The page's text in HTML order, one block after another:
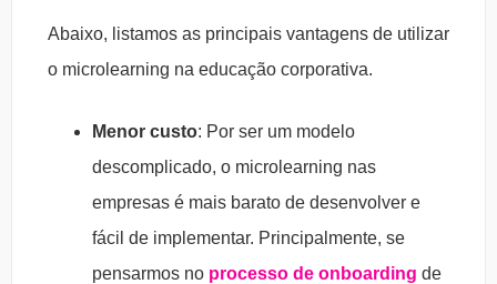
Abaixo, listamos as principais vantagens de utilizar
o microlearning na educação corporativa.
Menor custo: Por ser um modelo
descomplicado, o microlearning nas
empresas é mais barato de desenvolver e
fácil de implementar. Principalmente, se
pensarmos no processo de onboarding de